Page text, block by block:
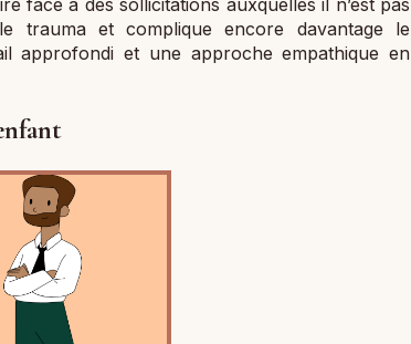
trauma et complique encore davantage le
approfondi et une approche empathique en